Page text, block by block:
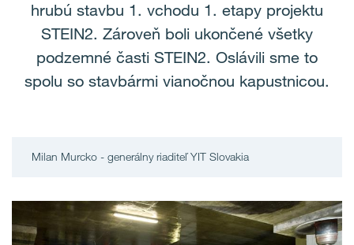
hrubú stavbu 1. vchodu 1. etapy projektu
STEIN2. Zároveň boli ukončené všetky
podzemné časti STEIN2. Oslávili sme to
spolu so stavbármi vianočnou kapustnicou.
Milan Murcko - generálny riaditeľ YIT Slovakia